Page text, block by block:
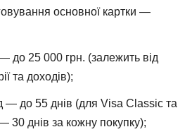
основної картки —
до 25 000 грн. (залежить від
та доходів);
— до 55 днів (для Visa Classic та
30 днів за кожну покупку);